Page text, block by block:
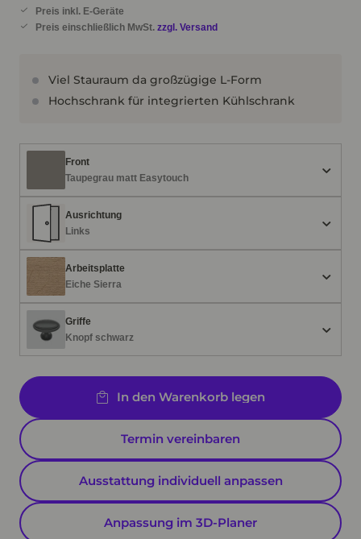
Preis inkl. E-Geräte
Preis einschließlich MwSt. zzgl. Versand
Viel Stauraum da großzügige L-Form
Hochschrank für integrierten Kühlschrank
Front
Taupegrau matt Easytouch
Ausrichtung
Links
Arbeitsplatte
Eiche Sierra
Griffe
Knopf schwarz
In den Warenkorb legen
Termin vereinbaren
Ausstattung individuell anpassen
Anpassung im 3D-Planer